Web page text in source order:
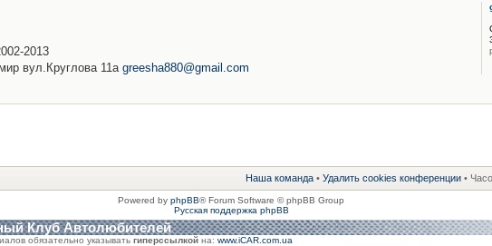
2013
вул.Круглова 11а greesha880@gmail.com
Наша команда • Удалить cookies конференции •
Powered by phpBB® Forum Software © phpBB Group
Русская поддержка phpBB
Клуб Автолюбителей
обязательно указывать гиперссылкой на: www.iCAR.com.ua